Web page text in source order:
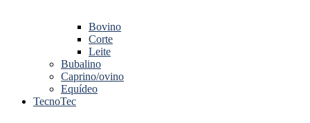
Bovino
Corte
Leite
Bubalino
Caprino/ovino
Equídeo
TecnoTec